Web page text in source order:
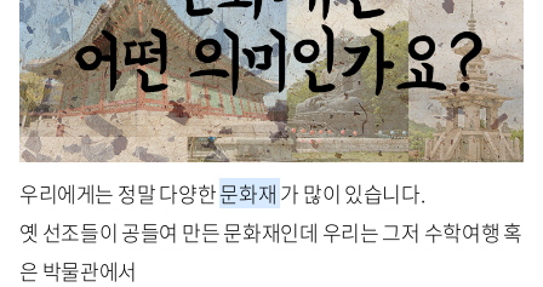
우리에게는 정말 다양한문화재 가 많이 있습니다.
옛 선조들이 공들여 만든 문화재인데 우리는 그저 수학여행 혹
은 박물관에서